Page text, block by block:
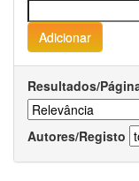
Resultados/
Autores/Registo